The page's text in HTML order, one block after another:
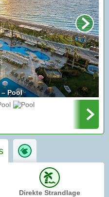
– Pool
Direkte Strandlage